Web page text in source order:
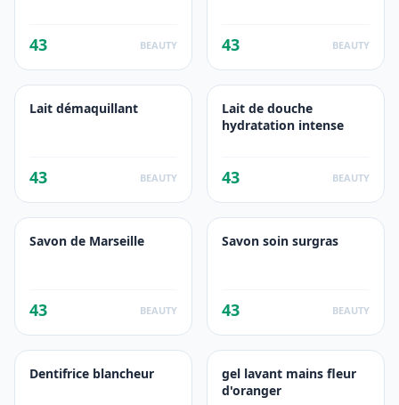
43 BEAUTY 43 BEAUTY
Lait démaquillant
43 BEAUTY
Lait de douche
hydratation intense
43 BEAUTY
Savon de Marseille
43 BEAUTY
Savon soin surgras
43 BEAUTY
Dentifrice blancheur
gel lavant mains fleur
d'oranger